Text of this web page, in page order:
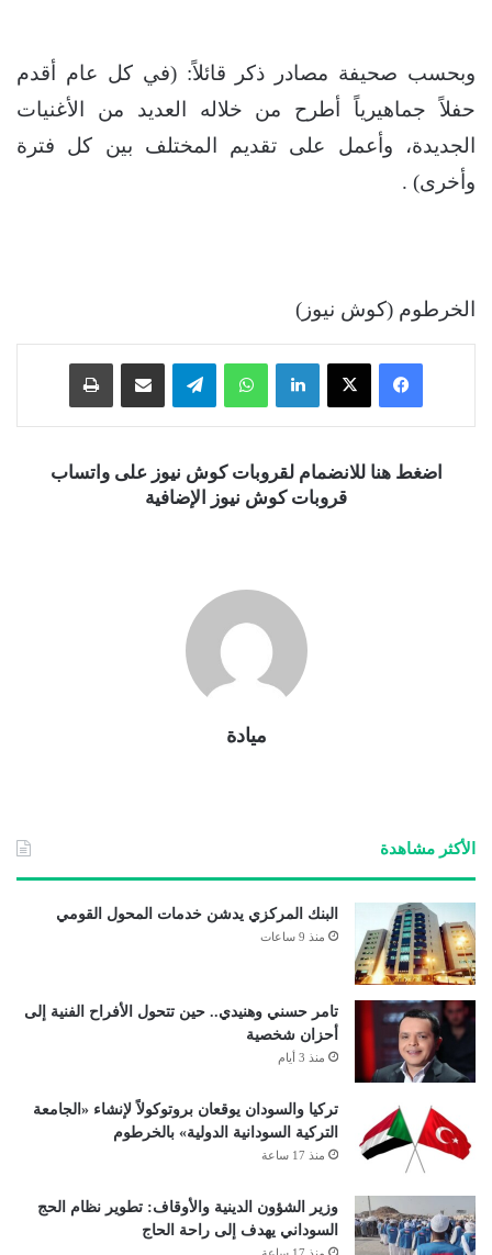
وبحسب صحيفة مصادر ذكر قائلاً: (في كل عام أقدم
حفلاً جماهيرياً أطرح من خلاله العديد من الأغنيات
الجديدة، وأعمل على تقديم المختلف بين كل فترة
وأخرى) .
الخرطوم (كوش نيوز)
فيسبوك ‫X لينكدإن واتساب تيلقرام
اضغط هنا للانضمام لقروبات كوش نيوز على واتساب
قروبات كوش نيوز الإضافية
ميادة
الأكثر مشاهدة
البنك المركزي يدشن خدمات المحول القومي
منذ 9 ساعات
تامر حسني وهنيدي.. حين تتحول الأفراح الفنية إلى
أحزان شخصية
منذ 3 أيام
تركيا والسودان يوقعان بروتوكولاً لإنشاء «الجامعة
التركية السودانية الدولية» بالخرطوم
منذ 17 ساعة
وزير الشؤون الدينية والأوقاف: تطوير نظام الحج
السوداني يهدف إلى راحة الحاج